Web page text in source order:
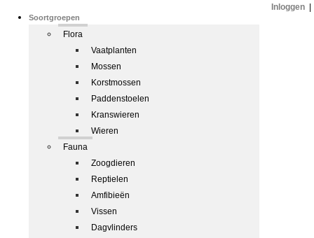
Soortgroepen
Flora
Vaatplanten
Mossen
Korstmossen
Paddenstoelen
Kranswieren
Wieren
Fauna
Zoogdieren
Reptielen
Amfibieën
Vissen
Dagvlinders
Inloggen